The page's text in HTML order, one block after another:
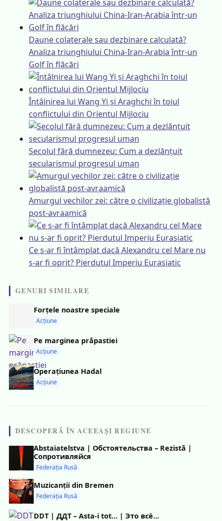
Daune colaterale sau dezbinare calculată?
Analiza triunghiului China-Iran-Arabia într-un
Golf în flăcări
Întâlnirea lui Wang Yi și Araghchi în toiul
conflictului din Orientul Mijlociu
Secolul fără dumnezeu: Cum a dezlănțuit
secularismul progresul uman
Amurgul vechilor zei: către o civilizație globalistă
post-avraamică
Ce s-ar fi întâmplat dacă Alexandru cel Mare nu
s-ar fi oprit? Pierdutul Imperiu Eurasiatic
GENURI SIMILARE
Forțele noastre speciale
Acțiune
Pe marginea prăpastiei
Acțiune
Operațiunea Hadal
Acțiune
DESCOPERĂ ÎN ACEEAȘI REGIUNE
Abstaiatelstva | Обстоятельства – Rezistă |
Сопротивляйся
Federația Rusă
Muzicanții din Bremen
Federația Rusă
DDT | ДДТ – Asta-i tot… | Это всё…